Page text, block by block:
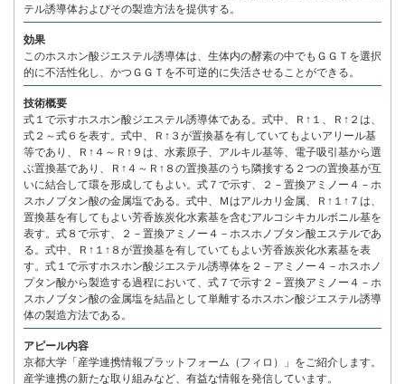
テル誘導体およびその製造方法を提供する。
効果
このホスホン酸ジエステル誘導体は、生体内の酵素の中でもＧＧＴを選択
的に不活性化し、かつＧＧＴを不可逆的に失活させることができる。
技術概要
式１で示すホスホン酸ジエステル誘導体である。式中、Ｒ↑１、Ｒ↑２は、
式２～式６を表す。式中、Ｒ↑３が置換基を有していてもよいアリール基
等であり、Ｒ↑４～Ｒ↑９は、水素原子、アルキル基等、電子吸引基から選
ぶ置換基であり、Ｒ↑４～Ｒ↑８の置換基のうち隣接する２つの置換基が互
いに結合して環を形成してもよい。式７で示す、２－置換アミノー４－ホ
スホノブタン酸の金属塩である。式中、Ｍはアルカリ金属、Ｒ↑１↑７は、
置換基を有してもよい芳香族炭化水素基を含むアルコシキカルボニル基を
表す。式８で示す、２－置換アミノー４－ホスホノブタン酸エステルであ
る。式中、Ｒ↑１↑８が置換基を有していてもよい芳香族炭化水素基を表
す。式１で示すホスホン酸ジエステル誘導体を２－アミノー４－ホスホノ
プタン酸から製造する過程において、式７で示す２－置換アミノー４－ホ
スホノブタン酸の金属塩を結晶として単離するホスホン酸ジエステル誘導
体の製造方法である。
アピール内容
京都大学「産学連携情報プラットフォーム（フィロ）」をご紹介します。
産学連携の新たな取り組みなど、有益な情報を発信しています。